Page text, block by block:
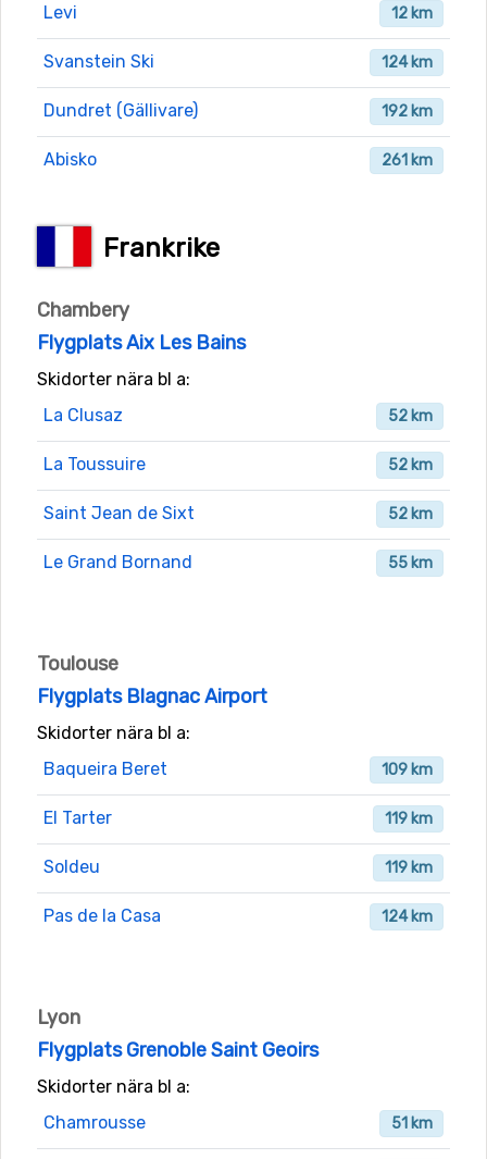
Levi
12 km
Svanstein Ski 124 km
Dundret (Gällivare) 192 km
Abisko 261 km
Frankrike
Chambery
Flygplats Aix Les Bains
Skidorter nära bl a:
La Clusaz
52 km
La Toussuire 52 km
Saint Jean de Sixt 52 km
Le Grand Bornand 55 km
Toulouse
Flygplats Blagnac Airport
Skidorter nära bl a:
Baqueira Beret
109 km
El Tarter 119 km
Soldeu 119 km
Pas de la Casa 124 km
Lyon
Flygplats Grenoble Saint Geoirs
Skidorter nära bl a:
Chamrousse
51 km